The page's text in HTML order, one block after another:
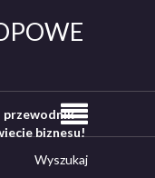
przewodnik
biznesu!